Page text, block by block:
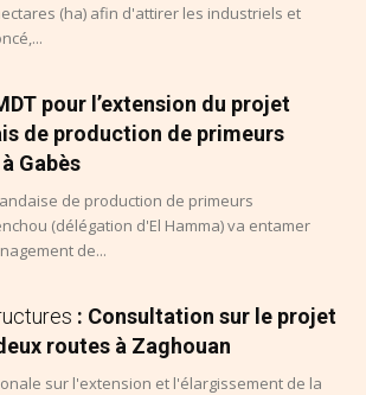
(ha) afin d'attirer les industriels et
pour l’extension du projet
de production de primeurs
Gabès
de production de primeurs
(délégation d'El Hamma) va entamer
de...
: Consultation sur le projet
routes à Zaghouan
sur l'extension et l'élargissement de la